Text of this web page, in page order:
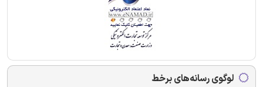
لوگوی رسانه‌های برخط